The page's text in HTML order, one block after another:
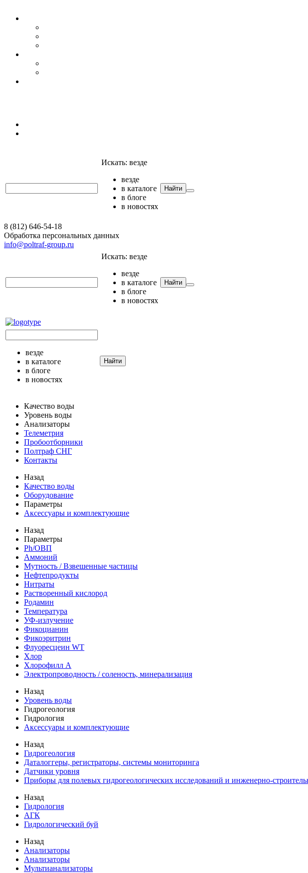
Искать: везде
везде
в каталоге
в блоге
в новостях
Найти
8 (812) 646-54-18
Обработка персональных данных
info@poltraf-group.ru
Искать: везде
везде
в каталоге
в блоге
в новостях
Найти
везде
в каталоге
в блоге
в новостях
Найти
Качество воды
Уровень воды
Анализаторы
Телеметрия
Пробоотборники
Полтраф СНГ
Контакты
Назад
Качество воды
Оборудование
Параметры
Аксессуары и комплектующие
Назад
Параметры
Ph/ОВП
Аммоний
Мутность / Взвешенные частицы
Нефтепродукты
Нитраты
Растворенный кислород
Родамин
Температура
УФ-излучение
Фикоцианин
Фикоэритрин
Флуоресцеин WT
Хлор
Хлорофилл А
Электропроводность / соленость, минерализация
Назад
Уровень воды
Гидрогеология
Гидрология
Аксессуары и комплектующие
Назад
Гидрогеология
Даталоггеры, регистраторы, системы мониторинга
Датчики уровня
Приборы для полевых гидрогеологических исследований и инженерно-
Назад
Гидрология
АГК
Гидрологический буй
Назад
Анализаторы
Анализаторы
Мультианализаторы